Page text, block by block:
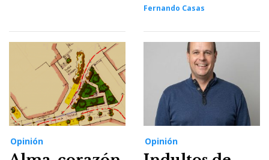
Fernando Casas
Opinión Opinión